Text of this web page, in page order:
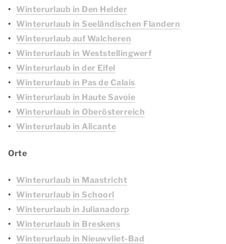
Winterurlaub in Den Helder
Winterurlaub in Seeländischen Flandern
Winterurlaub auf Walcheren
Winterurlaub in Weststellingwerf
Winterurlaub in der Eifel
Winterurlaub in Pas de Calais
Winterurlaub in Haute Savoie
Winterurlaub in Oberösterreich
Winterurlaub in Alicante
Orte
Winterurlaub in Maastricht
Winterurlaub in Schoorl
Winterurlaub in Julianadorp
Winterurlaub in Breskens
Winterurlaub in Nieuwvliet-Bad